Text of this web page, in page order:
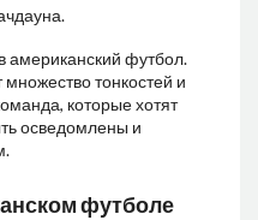
американский футбол.
тонкостей и
которые хотят
осведомлены и
футболе